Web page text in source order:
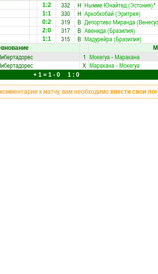
1:2
1:1
0:2
2:0
1:1
332 Н Нымме Юнайтед (Эстония)*
330 Н Аркобкобай (Эритрея)
319 В Депортиво Миранда
317 В Авенида (Бразилия)
315 В Мадурейра (Бразилия)
1 Мокегуа-Маракана
X Маракана-Мокегуа
+ 1 = 1 - 0 1 : 0
к матчу, вам необходимо ввести свои